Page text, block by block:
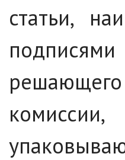
статьи,